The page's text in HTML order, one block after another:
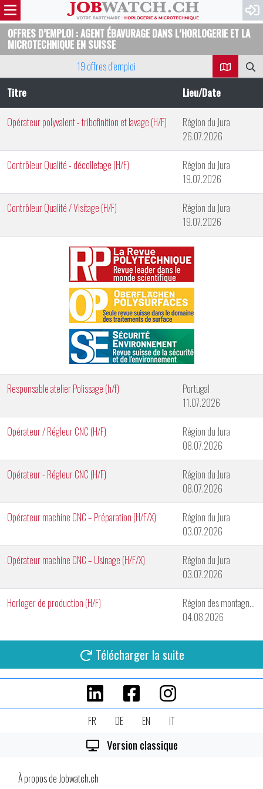
OFFRES D’EMPLOI : AGENT ÉBAVURAGE DANS L’HORLOGERIE ET LA
MICROTECHNIQUE EN SUISSE
19 offres d’emploi
Titre
Lieu/Date
Opérateur polyvalent - tribofinition et lavage (H/F)
Région du Jura
26.07.2026
Contrôleur Qualité - décolletage (H/F)
Région du Jura
19.07.2026
Contrôleur Qualité / Visitage (H/F)
Région du Jura
19.07.2026
Responsable atelier Polissage (h/f)
Portugal
11.07.2026
Opérateur / Régleur CNC (H/F)
Région du Jura
08.07.2026
Opérateur - Régleur CNC (H/F)
Région du Jura
08.07.2026
Opérateur machine CNC – Préparation (H/F/X)
Région du Jura
03.07.2026
Opérateur machine CNC – Usinage (H/F/X)
Région du Jura
03.07.2026
Horloger de production (H/F)
Région des montagnes neuchâteloises
04.08.2026
Télécharger la suite
FR DE EN IT
Version classique
À propos de Jobwatch.ch